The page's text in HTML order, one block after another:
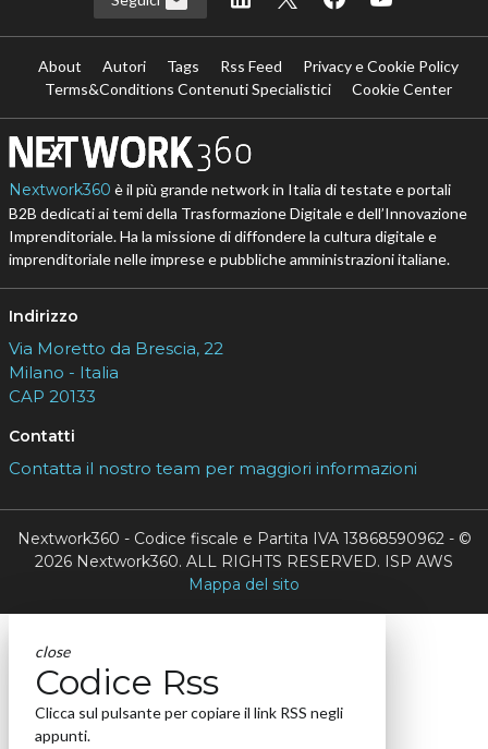
About Autori Tags Rss Feed
Privacy e Cookie Policy
Terms&Conditions Contenuti Specialistici
Cookie Center
Nextwork360 è il più grande network in Italia di testate e portali
B2B dedicati ai temi della Trasformazione Digitale e dell’Innovazione
Imprenditoriale. Ha la missione di diffondere la cultura digitale e
imprenditoriale nelle imprese e pubbliche amministrazioni italiane.
Indirizzo
Via Moretto da Brescia, 22
Milano - Italia
CAP 20133
Contatti
Contatta il nostro team per maggiori informazioni
Nextwork360 - Codice fiscale e Partita IVA 13868590962 - ©
2026 Nextwork360. ALL RIGHTS RESERVED. ISP AWS
Mappa del sito
close
Codice Rss
Clicca sul pulsante per copiare il link RSS negli
appunti.